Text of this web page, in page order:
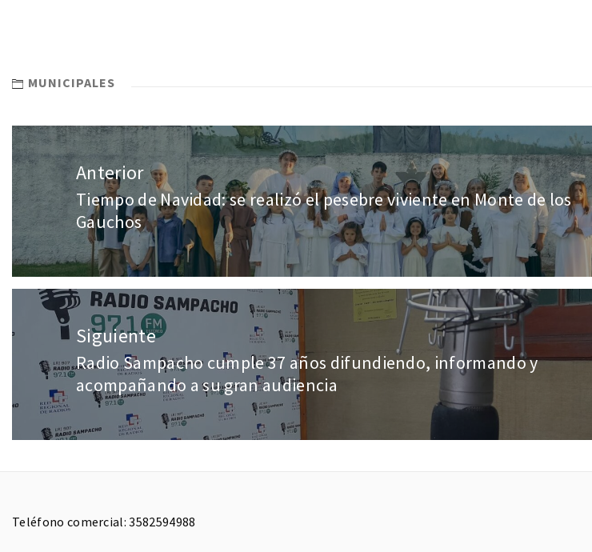
MUNICIPALES
Anterior
Tiempo de Navidad: se realizó el pesebre viviente en Monte de los
Gauchos
Siguiente
Radio Sampacho cumple 37 años difundiendo, informando y
acompañando a su gran audiencia
Teléfono comercial: 3582594988